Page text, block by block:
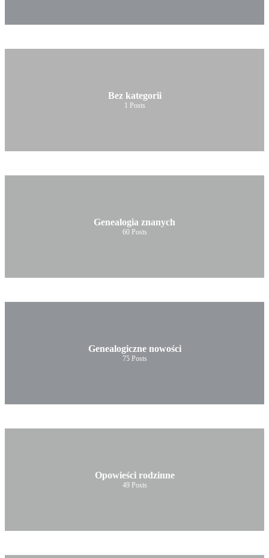
Bez kategorii
1 Posts
Genealogia znanych
60 Posts
Genealogiczne nowości
75 Posts
Opowieści rodzinne
49 Posts